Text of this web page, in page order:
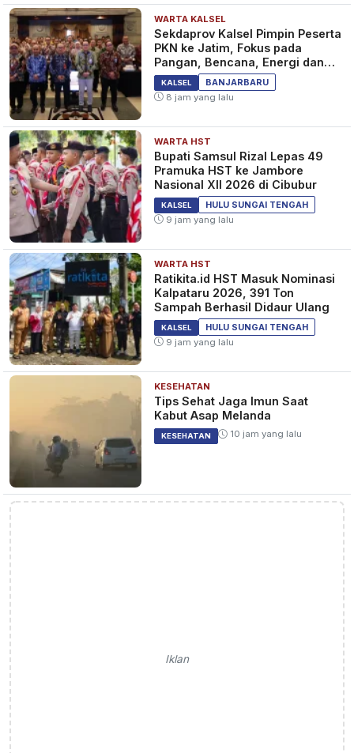
WARTA KALSEL
Sekdaprov Kalsel Pimpin Peserta
PKN ke Jatim, Fokus pada
Pangan, Bencana, Energi dan
Ekonomi
KALSEL
BANJARBARU
8 jam yang lalu
WARTA HST
Bupati Samsul Rizal Lepas 49
Pramuka HST ke Jambore
Nasional XII 2026 di Cibubur
KALSEL
HULU SUNGAI TENGAH
9 jam yang lalu
WARTA HST
Ratikita.id HST Masuk Nominasi
Kalpataru 2026, 391 Ton
Sampah Berhasil Didaur Ulang
KALSEL
HULU SUNGAI TENGAH
9 jam yang lalu
KESEHATAN
Tips Sehat Jaga Imun Saat
Kabut Asap Melanda
KESEHATAN 10 jam yang lalu
Iklan